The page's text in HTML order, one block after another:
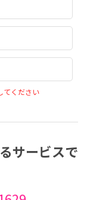
てください
サービスで